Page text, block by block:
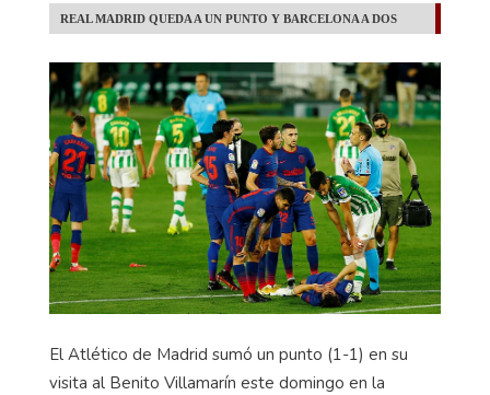
REAL MADRID QUEDA A UN PUNTO Y BARCELONA A DOS
El Atlético de Madrid sumó un punto (1-1) en su
visita al Benito Villamarín este domingo en la